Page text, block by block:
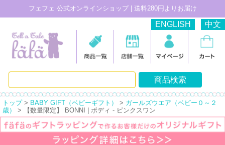
フェフェ 公式オンラインショップ | 送料280円よりお届け
ENGLISH 中文
トップ> BABY GIFT（ベビーギフト） > ガールズウエア（ベビー０～２
歳）
> 【数量限定】 BONNI | ボディ - ピンクスワン